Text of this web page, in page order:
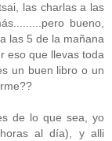
las charlas a las
bueno,
las 5 de la mañana
eso que llevas toda
un buen libro o un
de lo que sea, yo
al día), y alli